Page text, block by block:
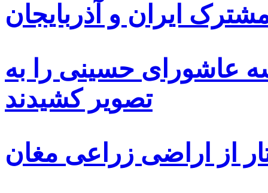
ایران و آذربایجان
عاشورای حسینی را به
تصویر کشیدند
از اراضی زراعی مغان